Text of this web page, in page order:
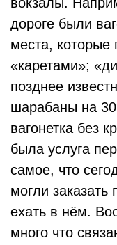
дороге были
места, которые
«каретами»;
позднее
шарабаны на
вагонетка без
была услуга
самое, что
могли заказать
ехать в нём.
много что